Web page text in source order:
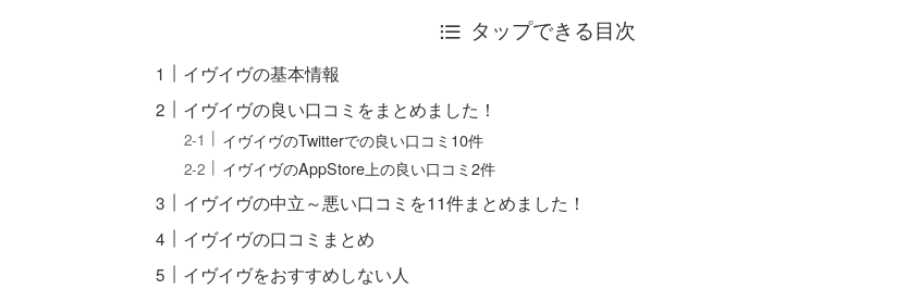
タップできる目次
イヴイヴの基本情報
イヴイヴの良い口コミをまとめました！
イヴイヴのTwitterでの良い口コミ10件
イヴイヴのAppStore上の良い口コミ2件
イヴイヴの中立～悪い口コミを11件まとめました！
イヴイヴの口コミまとめ
イヴイヴをおすすめしない人